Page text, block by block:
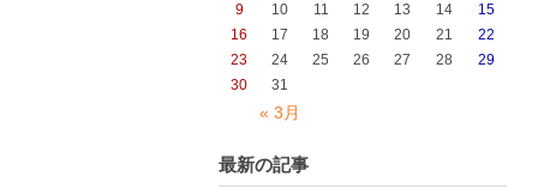
« 3月
9
10 11 12 13 14
15
16
17 18 19 20 21
22
23
24 25 26 27 28
29
30
31
最新の記事